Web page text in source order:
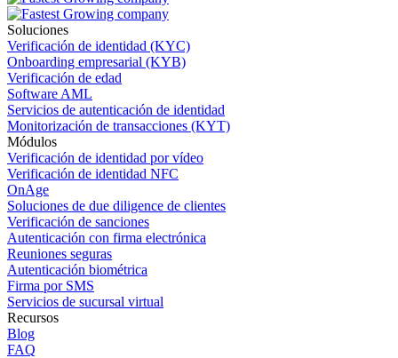
Soluciones
Verificación de identidad (KYC)
Onboarding empresarial (KYB)
Verificación de edad
Software AML
Servicios de autenticación de identidad
Monitorización de transacciones (KYT)
Módulos
Verificación de identidad por vídeo
Verificación de identidad NFC
OnAge
Soluciones de due diligence de clientes
Verificación de sanciones
Autenticación con firma electrónica
Reuniones seguras
Autenticación biométrica
Firma por SMS
Servicios de sucursal virtual
Recursos
Blog
FAQ